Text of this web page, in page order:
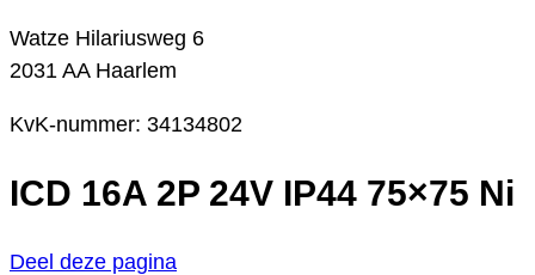
Watze Hilariusweg 6
2031 AA Haarlem
KvK-nummer: 34134802
ICD 16A 2P 24V IP44 75×75 Ni
Deel deze pagina